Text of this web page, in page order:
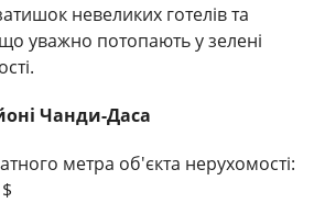
невеликих готелів та
що уважно потопають у зелені
Чанди-Даса
метра об'єкта нерухомості: